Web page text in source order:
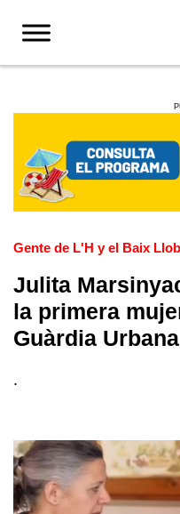
Gente de L'H y el Baix
Julita
la primera
Guàrdia
.